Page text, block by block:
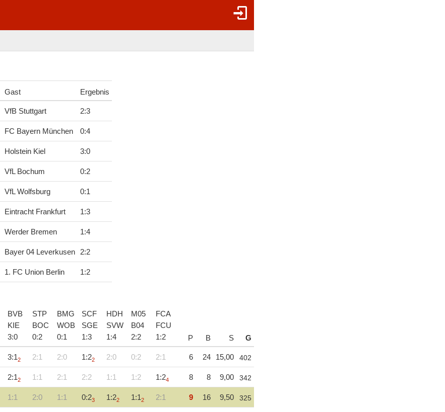
Gast Ergebnis
VfB Stuttgart 2:3
FC Bayern München 0:4
Holstein Kiel 3:0
VfL Bochum 0:2
VfL Wolfsburg 0:1
Eintracht Frankfurt 1:3
Werder Bremen 1:4
Bayer 04 Leverkusen 2:2
1. FC Union Berlin 1:2
BVB
KIE
3:0
STP
BOC
0:2
BMG
WOB
0:1
SCF
SGE
1:3
HDH
SVW
1:4
M05
B04
2:2
FCA
FCU
1:2 P B S G
3:12 2:1 2:0 1:22 2:0 0:2 2:1 6 24 15,00 402
2:12 1:1 2:1 2:2 1:1 1:2 1:24 8 8 9,00 342
1:1 2:0 1:1 0:23 1:22 1:12 2:1 9 16 9,50 325